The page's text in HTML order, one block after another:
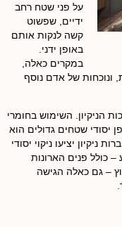
על פני שטח רחב
ידיים, שפשוט
קשה לנקות אותם
באופן ידני.
במקרים כאלה,
ונוכחות של אדם נוסף
הניקיון. השימוש בחומרי
יסודי שטחים גדולים הוא
יציעו ניקוי יסודי
כולל פנים הארונות
– גם כאלה הגישה